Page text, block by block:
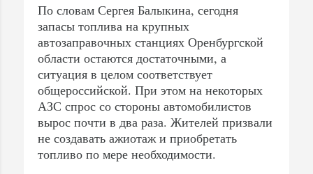
По словам Сергея Балыкина, сегодня
запасы топлива на крупных
автозаправочных станциях Оренбургской
области остаются достаточными, а
ситуация в целом соответствует
общероссийской. При этом на некоторых
АЗС спрос со стороны автомобилистов
вырос почти в два раза. Жителей призвали
не создавать ажиотаж и приобретать
топливо по мере необходимости.